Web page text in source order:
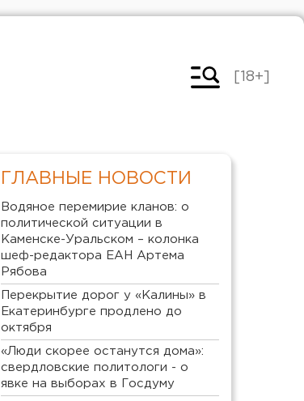
[18+]
ГЛАВНЫЕ НОВОСТИ
Водяное перемирие кланов: о
политической ситуации в
Каменске-Уральском – колонка
шеф-редактора ЕАН Артема
Рябова
Перекрытие дорог у «Калины» в
Екатеринбурге продлено до
октября
«Люди скорее останутся дома»:
свердловские политологи - о
явке на выборах в Госдуму